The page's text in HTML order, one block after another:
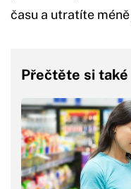
času a utratíte méně
Přečtěte si také